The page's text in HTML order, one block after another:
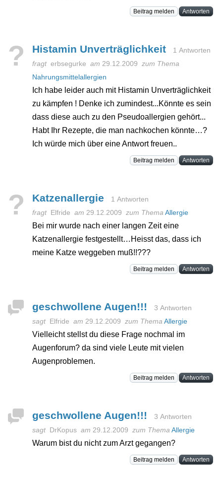
Beitrag melden Antworten
? Histamin Unverträglichkeit
1 Antworten
fragt erbsegurke am 29.12.2009 zum Thema
Nahrungsmittelallergien
Ich habe leider auch mit Histamin Unverträglichkeit
zu kämpfen ! Denke ich zumindest...Könnte es sein
dass diese auch zu den Pseudoallergien gehört...
Habt Ihr Rezepte, die man nachkochen könnte…?
Ich würde mich über eine Antwort freuen..
Beitrag melden Antworten
? Katzenallergie
1 Antworten
fragt Elfride am 29.12.2009 zum Thema Allergie
Bei mir wurde nach einer langen Zeit eine
Katzenallergie festgestellt…Heisst das, dass ich
meine Katze weggeben muß!!???
Beitrag melden Antworten
geschwollene Augen!!!
3 Antworten
sagt Elfride am 29.12.2009 zum Thema Allergie
Vielleicht stellst du diese Frage nochmal im
Augenforum? da sind viele Leute mit vielen
Augenproblemen.
Beitrag melden Antworten
geschwollene Augen!!!
3 Antworten
sagt DrKopus am 29.12.2009 zum Thema Allergie
Warum bist du nicht zum Arzt gegangen?
Beitrag melden Antworten